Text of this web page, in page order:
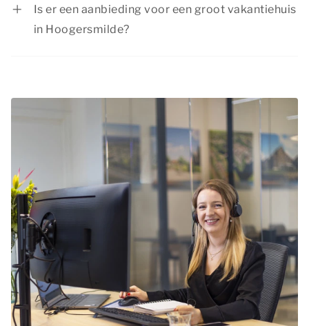
oud van alles te doen!
Is er een aanbieding voor een groot vakantiehuis
in Hoogersmilde?